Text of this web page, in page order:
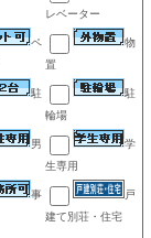
レベーター
ペ
物
置
駐
駐
輪場
男
学
生専用
事
戸
建て別荘・住宅